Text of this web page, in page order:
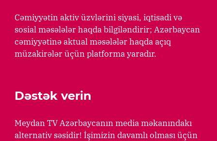
Cəmiyyətin aktiv üzvlərini siyasi, iqtisadi və
sosial məsələlər haqda bilgiləndirir; Azərbaycan
cəmiyyətinə aktual məsələlər haqda açıq
müzakirələr üçün platforma yaradır.
Dəstək verin
Meydan TV Azərbaycanın media məkanındakı
alternativ səsidir! İşimizin davamlı olması üçün